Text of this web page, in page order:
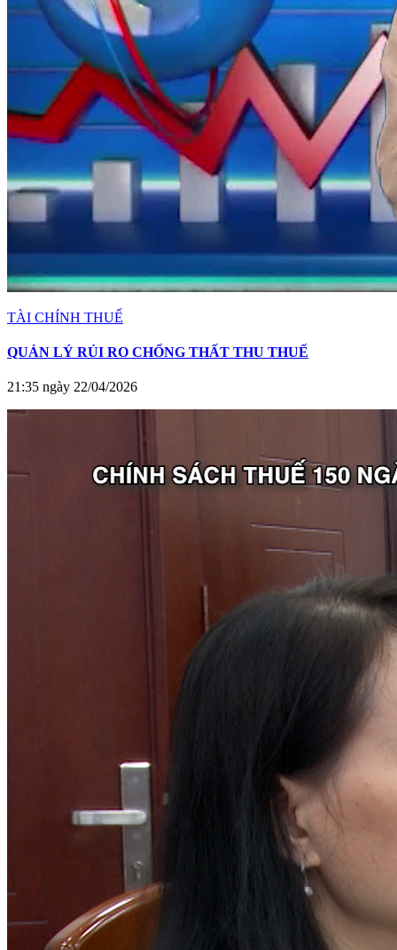
TÀI CHÍNH THUẾ
QUẢN LÝ RỦI RO CHỐNG THẤT THU THUẾ
21:35 ngày 22/04/2026